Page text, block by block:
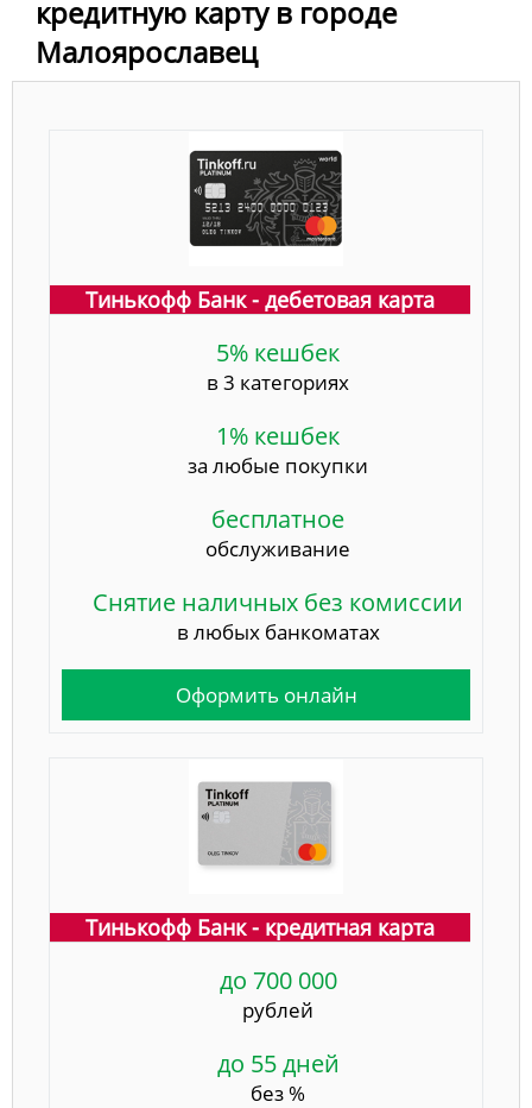
кредитную карту в городе
Малоярославец
Тинькофф Банк - дебетовая карта
5% кешбек
в 3 категориях
1% кешбек
за любые покупки
бесплатное
обслуживание
Снятие наличных без комиссии
в любых банкоматах
Оформить онлайн
Тинькофф Банк - кредитная карта
до 700 000
рублей
до 55 дней
без %